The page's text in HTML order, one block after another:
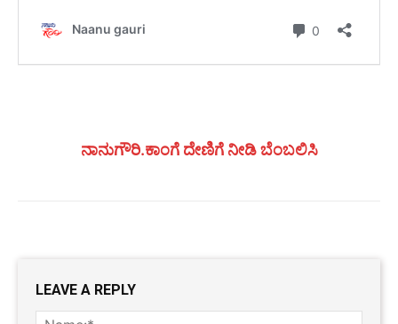
ನಾನುಗೌರಿ.ಕಾಂಗೆ ದೇಣಿಗೆ ನೀಡಿ ಬೆಂಬಲಿಸಿ
LEAVE A REPLY